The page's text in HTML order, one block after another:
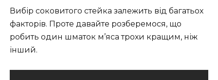
Вибір соковитого стейка залежить від багатьох
факторів. Проте давайте розберемося, що
робить один шматок м’яса трохи кращим, ніж
інший.